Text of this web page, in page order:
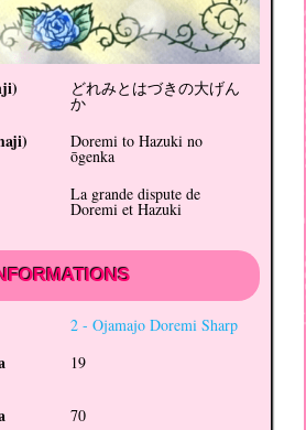
) どれみとはづきの大げん
か
) Doremi to Hazuki no
ōgenka
La grande dispute de
Doremi et Hazuki
2 - Ojamajo Doremi Sharp
19
70